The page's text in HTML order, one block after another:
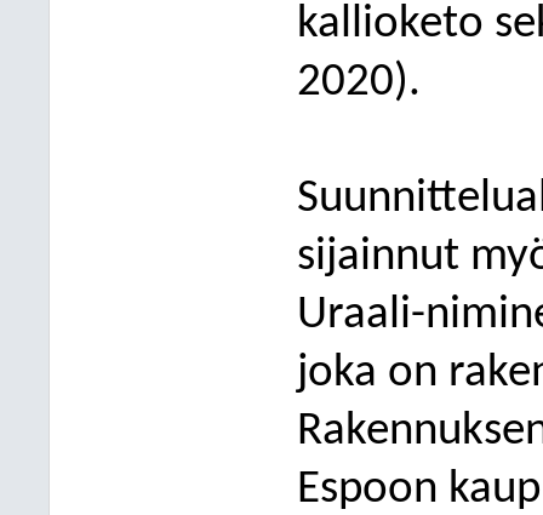
kallioketo
2020).
Su
sijainnut
Uraali-
joka on
Espoon